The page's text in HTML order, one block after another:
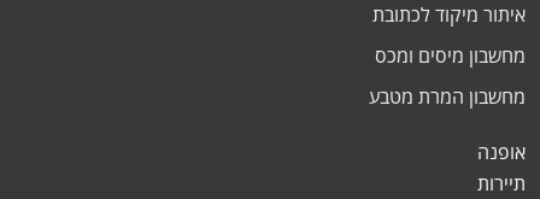
איתור מיקוד לכתובת
מחשבון מיסים ומכס
מחשבון המרת מטבע
אופנה
תיירות